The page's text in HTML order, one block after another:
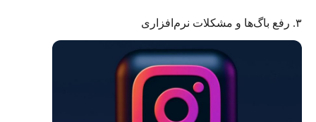
۳. رفع باگ‌ها و مشکلات نرم‌افزاری